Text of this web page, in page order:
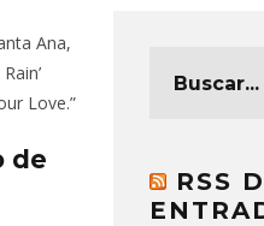
Ana,
Love.”
de
RSS